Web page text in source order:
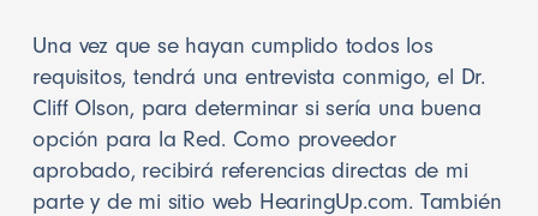
Una vez que se hayan cumplido todos los
requisitos, tendrá una entrevista conmigo, el Dr.
Cliff Olson, para determinar si sería una buena
opción para la Red. Como proveedor
aprobado, recibirá referencias directas de mi
parte y de mi sitio web HearingUp.com. También